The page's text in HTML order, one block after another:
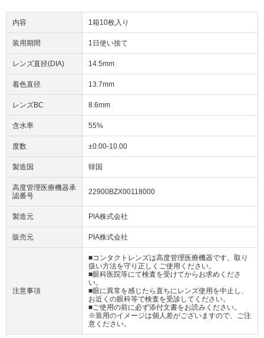
内容 1箱10枚入り
装用期間 1日使い捨て
レンズ直径(DIA) 14.5mm
着色直径 13.7mm
レンズBC 8.6mm
含水率 55%
度数 ±0.00-10.00
製造国 韓国
高度管理医療機器承
認番号
22900BZX00118000
製造元 PIA株式会社
販売元 PIA株式会社
注意事項
■コンタクトレンズは高度管理医療機器です。取り
扱い方法を守り正しくご使用ください。
■眼科医院等にて検査を受けてからお求めくださ
い。
■眼に異常を感じたら直ちにレンズ使用を中止し、
お近くの眼科等で検査を受診してください。
■ご使用の前に必ず添付文書をお読みください。
※装用のイメージは個人差がございますので、ご注
意ください。